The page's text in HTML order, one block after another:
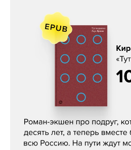
Кира Ярмыш,